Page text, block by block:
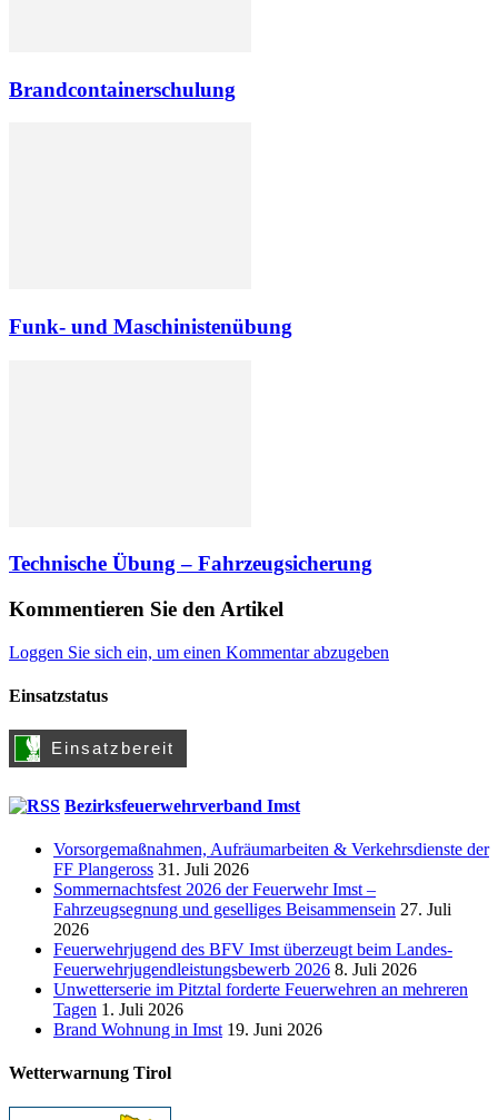
Brandcontainerschulung
Funk- und Maschinistenübung
Technische Übung – Fahrzeugsicherung
Kommentieren Sie den Artikel
Loggen Sie sich ein, um einen Kommentar abzugeben
Einsatzstatus
Bezirksfeuerwehrverband Imst
Vorsorgemaßnahmen, Aufräumarbeiten & Verkehrsdienste der
FF Plangeross 31. Juli 2026
Sommernachtsfest 2026 der Feuerwehr Imst –
Fahrzeugsegnung und geselliges Beisammensein 27. Juli
2026
Feuerwehrjugend des BFV Imst überzeugt beim Landes-
Feuerwehrjugendleistungsbewerb 2026 8. Juli 2026
Unwetterserie im Pitztal forderte Feuerwehren an mehreren
Tagen 1. Juli 2026
Brand Wohnung in Imst 19. Juni 2026
Wetterwarnung Tirol